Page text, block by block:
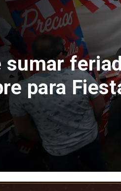
0,1% por